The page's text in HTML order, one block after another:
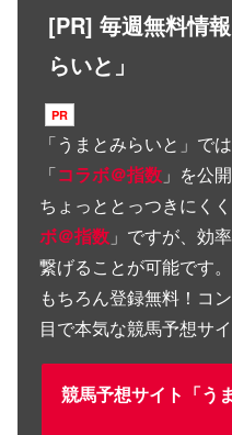
[PR] 毎週無料情
らいと」
「うまとみらいと 」で
「コラボ＠指数 」を公
ちょっととっつきにく
ボ＠指数 」ですが、効
繋げることが可能です。
もちろん登録無料！コ
目で本気な競馬予想サイ
競馬予想サイト「う